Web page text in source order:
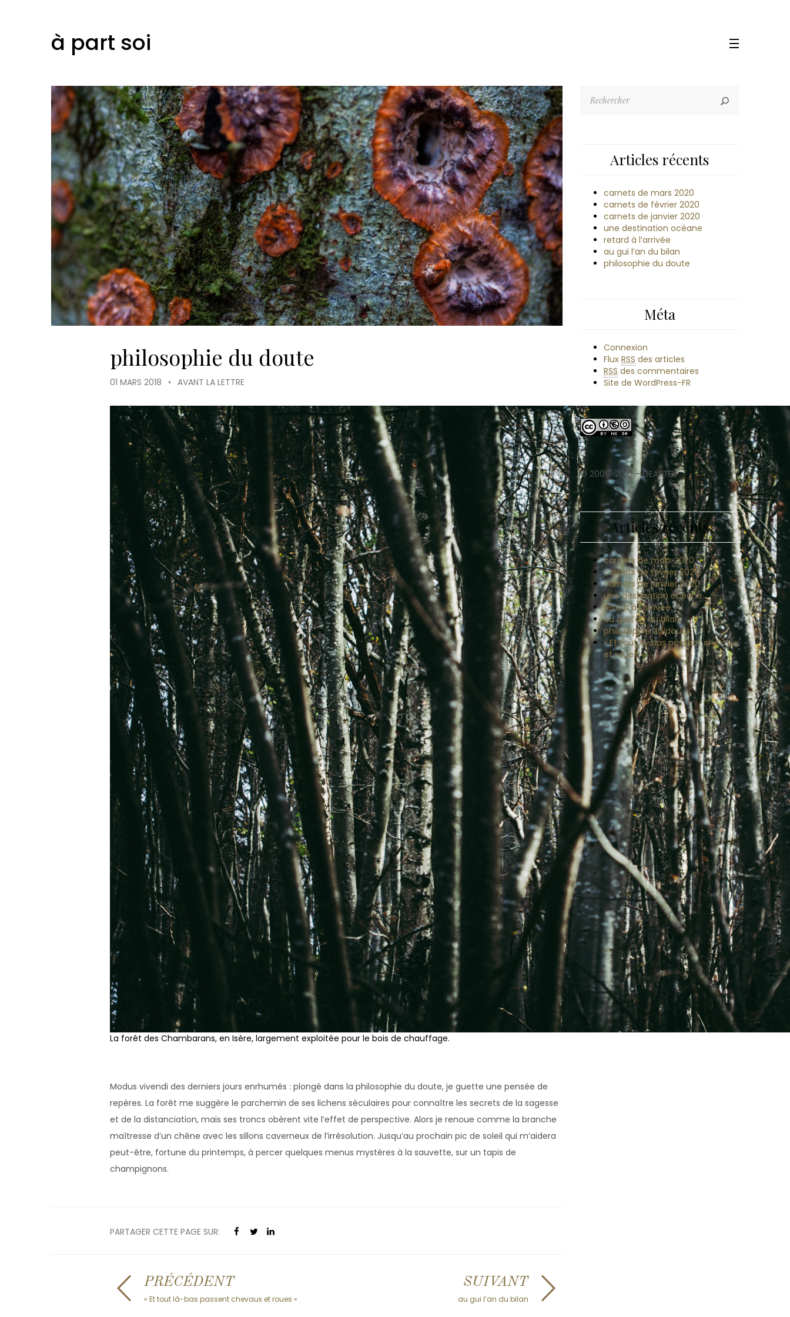
à part soi
philosophie du doute
01 MARS 2018 • AVANT LA LETTRE
La forêt des Chambarans, en Isère, largement exploitée pour le bois de chauffage.
Modus vivendi des derniers jours enrhumés : plongé dans la philosophie du doute, je guette une pensée de
repères. La forêt me suggère le parchemin de ses lichens séculaires pour connaître les secrets de la sagesse
et de la distanciation, mais ses troncs obèrent vite l’effet de perspective. Alors je renoue comme la branche
maîtresse d’un chêne avec les sillons caverneux de l’irrésolution. Jusqu’au prochain pic de soleil qui m’aidera
peut-être, fortune du printemps, à percer quelques menus mystères à la sauvette, sur un tapis de
champignons.
PARTAGER CETTE PAGE SUR:
PRÉCÉDENT
« Et tout là-bas passent chevaux et roues »
SUIVANT
au gui l’an du bilan
Articles récents
carnets de mars 2020
carnets de février 2020
carnets de janvier 2020
une destination océane
retard à l’arrivée
au gui l’an du bilan
philosophie du doute
Méta
Connexion
Flux RSS des articles
RSS des commentaires
Site de WordPress-FR
© 2009-2019 – GEASTER
Articles récents
carnets de mars 2020
carnets de février 2020
carnets de janvier 2020
une destination océane
retard à l’arrivée
au gui l’an du bilan
philosophie du doute
« Et tout là-bas passent chevaux
et roues »